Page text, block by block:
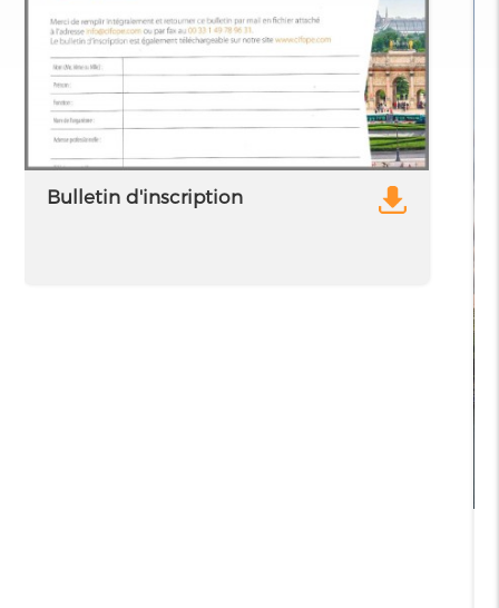
Bulletin d'inscription